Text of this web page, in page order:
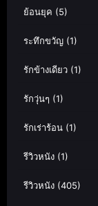
ย้อนยุค (5)
ระทึกขวัญ (1)
รักข้างเดียว (1)
รักวุ่นๆ (1)
รักเร่าร้อน (1)
รีวิวหนัง (1)
รีวิวหนัง (405)